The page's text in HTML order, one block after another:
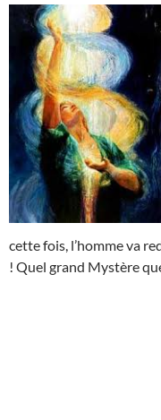
cette fois, l’homme va
! Quel grand Mystère